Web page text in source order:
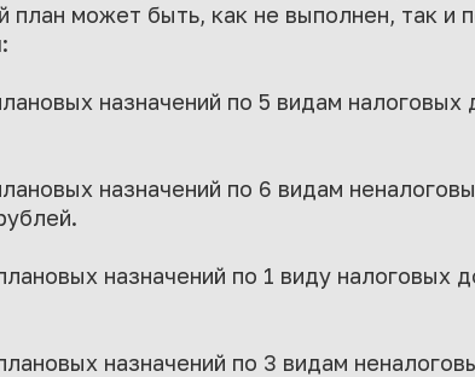
план может быть, как не выполнен, так и
назначений по 5 видам
назначений по 6 видам
назначений по 1 виду налоговых
назначений по 3 видам